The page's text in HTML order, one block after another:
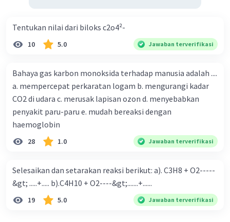
Tentukan nilai dari biloks c2o4²-
10 5.0 Jawaban terverifikasi
Bahaya gas karbon monoksida terhadap manusia adalah ....
a. mempercepat perkaratan logam b. mengurangi kadar
CO2 di udara c. merusak lapisan ozon d. menyebabkan
penyakit paru-paru e. mudah bereaksi dengan
haemoglobin
28 1.0 Jawaban terverifikasi
Selesaikan dan setarakan reaksi berikut: a). C3H8 + O2-----
&gt; .....+..... b).C4H10 + O2----&gt;.......+......
19 5.0 Jawaban terverifikasi